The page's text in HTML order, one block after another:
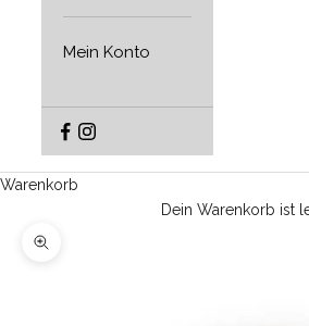
Mein Konto
Warenkorb
Dein Warenkorb ist
Bild vergrößern